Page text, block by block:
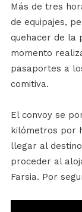
Más de tres
de equipajes,
quehacer de la
momento
pasaportes a
comitiva.
El convoy se
kilómetros por
llegar al
proceder al
Farsia. Por